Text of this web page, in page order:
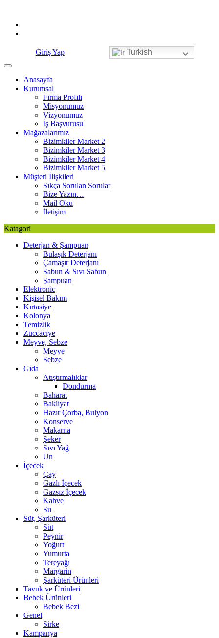
content
Giriş Yap Turkish
Anasayfa
Kurumsal
Firma Profili
Misyonumuz
Vizyonumuz
İş Başvurusu
Mağazalarımız
Bizimkiler Market 2
Bizimkiler Market 3
Bizimkiler Market 4
Bizimkiler Market 5
Müşteri İlişkileri
Sıkça Sorulan Sorular
Bize Yazın…
Mail Oku
İletişim
Katagori
Deterjan & Şampuan
Bulaşık Deterjanı
Çamaşır Deterjanı
Sabun & Sıvı Sabun
Şampuan
Elektronic
Kişisel Bakım
Kırtasiye
Kolonya
Temizlik
Züccaciye
Meyve, Sebze
Meyve
Sebze
Gıda
Atıştırmalıklar
Dondurma
Baharat
Bakliyat
Hazır Çorba, Bulyon
Konserve
Makarna
Şeker
Sıvı Yağ
Un
İçecek
Çay
Gazlı İçecek
Gazsız İçecek
Kahve
Su
Süt, Şarküteri
Süt
Peynir
Yoğurt
Yumurta
Tereyağı
Margarin
Şarküteri Ürünleri
Tavuk ve Ürünleri
Bebek Ürünleri
Bebek Bezi
Genel
Sirke
Kampanya